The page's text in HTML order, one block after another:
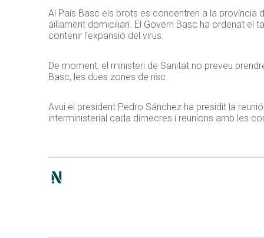
Al País Basc els brots es concentren a la província
aïllament domiciliari. El Govern Basc ha ordenat el
contenir l’expansió del virus.
De moment, el ministeri de Sanitat no preveu
Basc, les dues zones de risc.
Avui el president Pedro Sánchez ha presidit la
interministerial cada dimecres i reunions amb les